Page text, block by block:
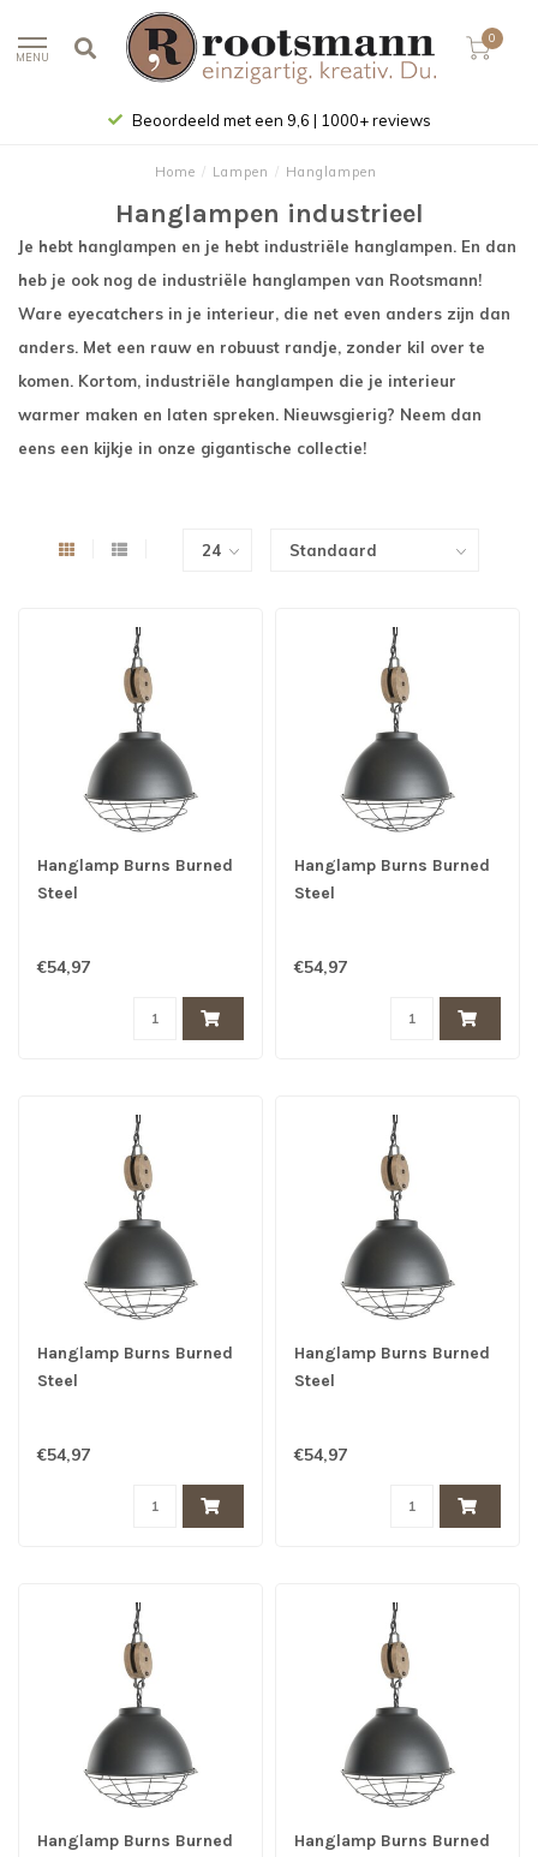
MENU
0
Beoordeeld met een 9,6 | 1000+ reviews
Home / Lampen / Hanglampen
Hanglampen industrieel
Je hebt hanglampen en je hebt industriële hanglampen. En dan
heb je ook nog de industriële hanglampen van Rootsmann!
Ware eyecatchers in je interieur, die net even anders zijn dan
anders. Met een rauw en robuust randje, zonder kil over te
komen. Kortom, industriële hanglampen die je interieur
warmer maken en laten spreken. Nieuwsgierig? Neem dan
eens een kijkje in onze gigantische collectie!
Hanglamp Burns Burned
Steel
€54,97
Hanglamp Burns Burned
Steel
€54,97
Hanglamp Burns Burned
Steel
€54,97
Hanglamp Burns Burned
Steel
€54,97
Hanglamp Burns Burned
Hanglamp Burns Burned